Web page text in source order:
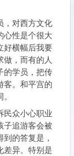
，对西方文化
心性是个很大
好横幅后我要
做，而有的人
的学员，把传
客。和平宫的
民众小心职业
子追游客会被
的答复是，
差异。特别是